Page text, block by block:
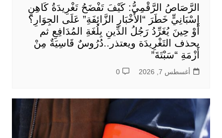
الرَّصَاصُ الرَّقْمِيُّ: كَيْفَ تَفْضَحُ تَغْرِيدَةُ كَاهِنٍ
إِسْبَانِيٍّ خَطَرَ “الأَخْبَارِ الزَّائِفَةِ” عَلَى الجِوَارِ؟
أَوْ حِينَ يُغَرِّدُ رَجُلُ الدِّينِ بِلُغَةِ المُدَافِعِ ثم
يحذف التَغْرِيدَة ويعتذر..دُرُوسٌ قَاسِيَةٌ مِنْ
أَزْمَةِ “سَبْتَةَ”
أغسطس 7, 2026 0